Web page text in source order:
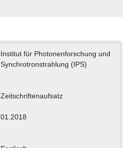
Institut für Photonenforschung und
Synchrotronstrahlung (IPS)
Zeitschriftenaufsatz
01.2018